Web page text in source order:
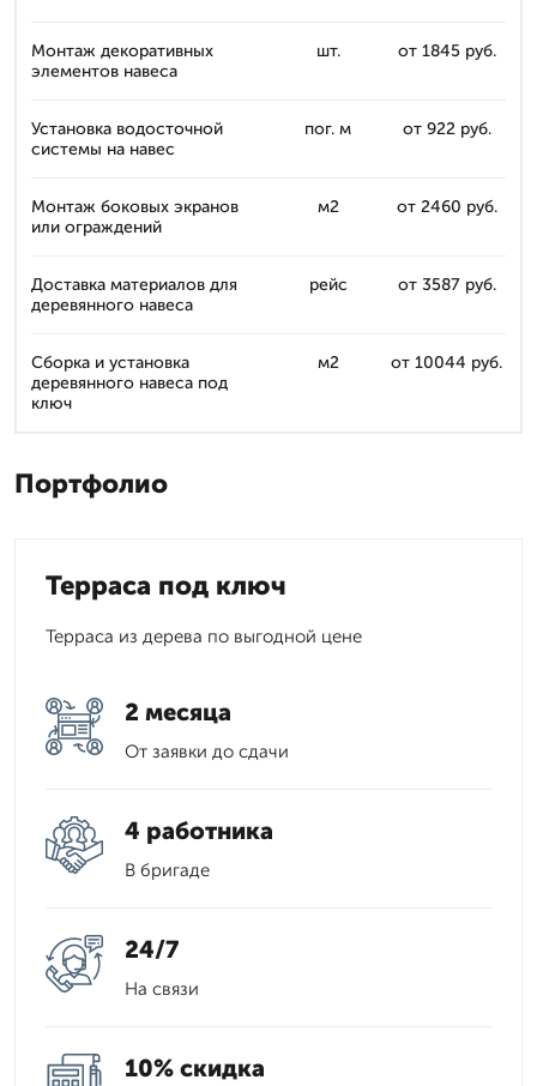
Монтаж декоративных
элементов навеса
шт. от 1845 руб.
Установка водосточной
системы на навес
пог. м от 922 руб.
Монтаж боковых экранов
или ограждений
м2 от 2460 руб.
Доставка материалов для
деревянного навеса
рейс от 3587 руб.
Сборка и установка
деревянного навеса под
ключ
м2 от 10044 руб.
Портфолио
Терраса под ключ
Терраса из дерева по выгодной цене
2 месяца
От заявки до сдачи
4 работника
В бригаде
24/7
На связи
10% скидка